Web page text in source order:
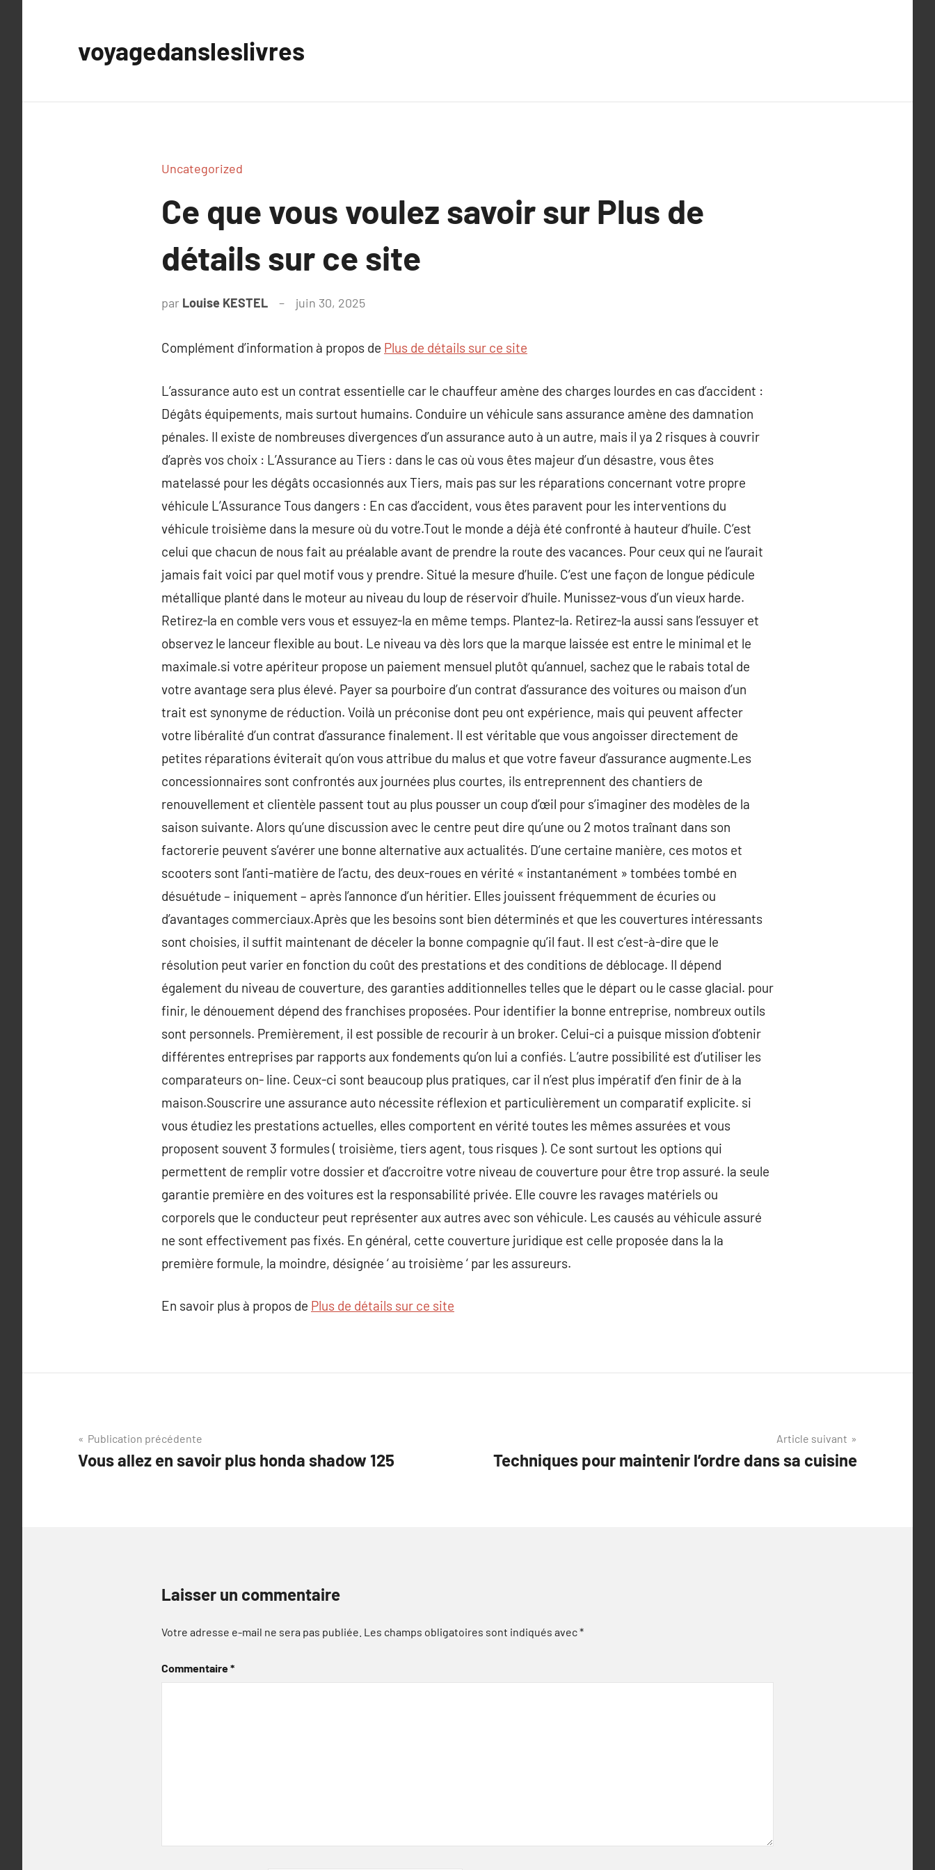
voyagedansleslivres
Uncategorized
Ce que vous voulez savoir sur Plus de
détails sur ce site
par Louise KESTEL juin 30, 2025
Complément d’information à propos de Plus de détails sur ce site
L’assurance auto est un contrat essentielle car le chauffeur amène des charges lourdes en cas d’accident :
Dégâts équipements, mais surtout humains. Conduire un véhicule sans assurance amène des damnation
pénales. Il existe de nombreuses divergences d’un assurance auto à un autre, mais il ya 2 risques à couvrir
d’après vos choix : L’Assurance au Tiers : dans le cas où vous êtes majeur d’un désastre, vous êtes
matelassé pour les dégâts occasionnés aux Tiers, mais pas sur les réparations concernant votre propre
véhicule L’Assurance Tous dangers : En cas d’accident, vous êtes paravent pour les interventions du
véhicule troisième dans la mesure où du votre.Tout le monde a déjà été confronté à hauteur d’huile. C’est
celui que chacun de nous fait au préalable avant de prendre la route des vacances. Pour ceux qui ne l’aurait
jamais fait voici par quel motif vous y prendre. Situé la mesure d’huile. C’est une façon de longue pédicule
métallique planté dans le moteur au niveau du loup de réservoir d’huile. Munissez-vous d’un vieux harde.
Retirez-la en comble vers vous et essuyez-la en même temps. Plantez-la. Retirez-la aussi sans l’essuyer et
observez le lanceur flexible au bout. Le niveau va dès lors que la marque laissée est entre le minimal et le
maximale.si votre apériteur propose un paiement mensuel plutôt qu’annuel, sachez que le rabais total de
votre avantage sera plus élevé. Payer sa pourboire d’un contrat d’assurance des voitures ou maison d’un
trait est synonyme de réduction. Voilà un préconise dont peu ont expérience, mais qui peuvent affecter
votre libéralité d’un contrat d’assurance finalement. Il est véritable que vous angoisser directement de
petites réparations éviterait qu’on vous attribue du malus et que votre faveur d’assurance augmente.Les
concessionnaires sont confrontés aux journées plus courtes, ils entreprennent des chantiers de
renouvellement et clientèle passent tout au plus pousser un coup d’œil pour s’imaginer des modèles de la
saison suivante. Alors qu’une discussion avec le centre peut dire qu’une ou 2 motos traînant dans son
factorerie peuvent s’avérer une bonne alternative aux actualités. D’une certaine manière, ces motos et
scooters sont l’anti-matière de l’actu, des deux-roues en vérité « instantanément » tombées tombé en
désuétude – iniquement – après l’annonce d’un héritier. Elles jouissent fréquemment de écuries ou
d’avantages commerciaux.Après que les besoins sont bien déterminés et que les couvertures intéressants
sont choisies, il suffit maintenant de déceler la bonne compagnie qu’il faut. Il est c’est-à-dire que le
résolution peut varier en fonction du coût des prestations et des conditions de déblocage. Il dépend
également du niveau de couverture, des garanties additionnelles telles que le départ ou le casse glacial. pour
finir, le dénouement dépend des franchises proposées. Pour identifier la bonne entreprise, nombreux outils
sont personnels. Premièrement, il est possible de recourir à un broker. Celui-ci a puisque mission d’obtenir
différentes entreprises par rapports aux fondements qu’on lui a confiés. L’autre possibilité est d’utiliser les
comparateurs on- line. Ceux-ci sont beaucoup plus pratiques, car il n’est plus impératif d’en finir de à la
maison.Souscrire une assurance auto nécessite réflexion et particulièrement un comparatif explicite. si
vous étudiez les prestations actuelles, elles comportent en vérité toutes les mêmes assurées et vous
proposent souvent 3 formules ( troisième, tiers agent, tous risques ). Ce sont surtout les options qui
permettent de remplir votre dossier et d’accroitre votre niveau de couverture pour être trop assuré. la seule
garantie première en des voitures est la responsabilité privée. Elle couvre les ravages matériels ou
corporels que le conducteur peut représenter aux autres avec son véhicule. Les causés au véhicule assuré
ne sont effectivement pas fixés. En général, cette couverture juridique est celle proposée dans la la
première formule, la moindre, désignée ‘ au troisième ‘ par les assureurs.
En savoir plus à propos de Plus de détails sur ce site
Navigation
de
Publication précédente
Vous allez en savoir plus honda shadow 125
Article suivant
Techniques pour maintenir l’ordre dans sa cuisine
Laisser un commentaire
Votre adresse e-mail ne sera pas publiée. Les champs obligatoires sont indiqués avec*
Commentaire*